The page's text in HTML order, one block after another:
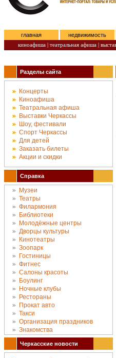
главная недвижимость
киноафиша | театральная афиша |
Разделы сайта
Концерты
Киноафиша
Театральная афиша
Выставки Черкассы
Шоу, фестивали
Спорт Черкассы
Для детей
Заказать билеты
Акции и скидки
Справка
Музеи
Театры
Филармония
Библиотеки
Молодёжные центры
Дворцы культуры
Кинотеатры
Зоопарк
Гостиницы
Фитнес
Салоны красоты
Боулинг
Ночные клубы
Рестораны
Прокат авто
Такси
Организация праздников
Знакомства
Черкасские новости